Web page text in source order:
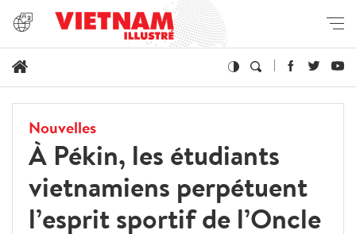
Nouvelles
À Pékin, les étudiants
vietnamiens perpétuent
l’esprit sportif de l’Oncle